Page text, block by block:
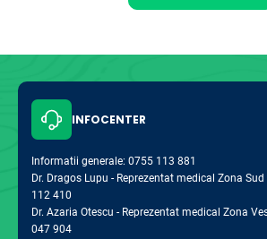
INFOCENTER
Informatii generale: 0755 113 881
Dr. Dragos Lupu - Reprezentat medical Zona
112 410
Dr. Azaria Otescu - Reprezentat medical Zona
047 904